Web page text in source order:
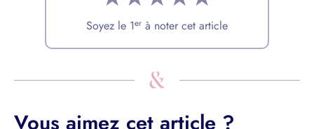
Soyez le 1er à noter cet article
Vous aimez cet article ?